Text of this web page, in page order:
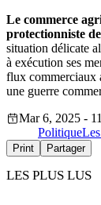
Le commerce
protectionniste
situation délicate
à exécution ses
flux commerciaux
une guerre
Mar 6, 2025 -
Politique
Print Partager
LES PLUS LUS